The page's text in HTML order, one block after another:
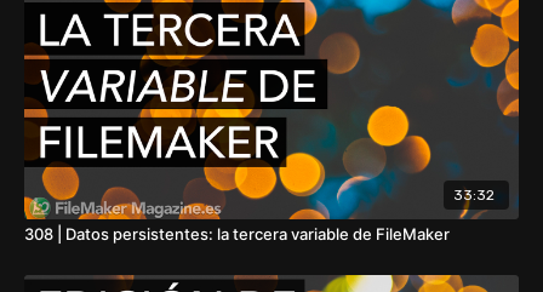
33:32
308 | Datos persistentes: la tercera variable de FileMaker